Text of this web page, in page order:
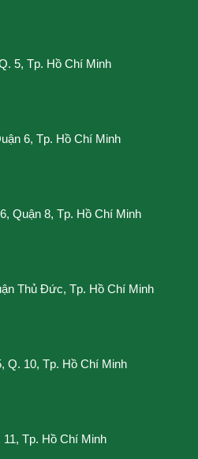
5, Tp. Hồ Chí Minh
6, Tp. Hồ Chí Minh
Quận 8, Tp. Hồ Chí Minh
Thủ Đức, Tp. Hồ Chí Minh
Q. 10, Tp. Hồ Chí Minh
Tp. Hồ Chí Minh